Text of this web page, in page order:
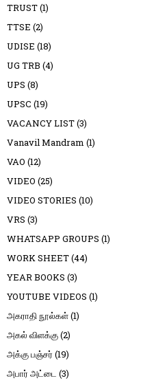
TRUST(1)
TTSE (2)
UDISE (18)
UG TRB (4)
UPS (8)
UPSC (19)
VACANCY LIST(3)
Vanavil Mandram (1)
VAO (12)
VIDEO (25)
VIDEO STORIES (10)
VRS (3)
WHATSAPP GROUPS (1)
WORK SHEET(44)
YEAR BOOKS (3)
YOUTUBE VIDEOS (1)
அகராதி நூல்கள்(1)
அகல் விளக்கு(2)
அக்கு பஞ்சர் (19)
அபார் அட்டை (3)